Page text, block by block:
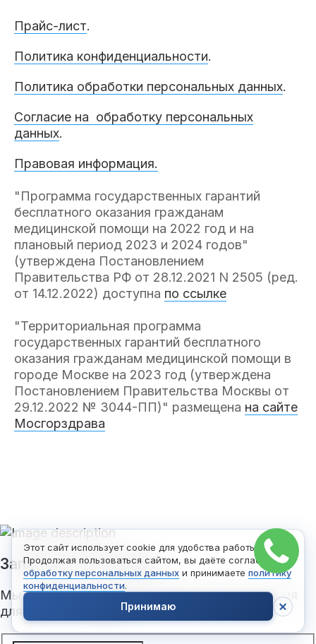
Прайс-лист.
Политика конфиденциальности.
Политика обработки персональных данных.
Согласие на обработку персональных
данных.
Правовая информация.
"Программа государственных гарантий
бесплатного оказания гражданам
медицинской помощи на 2022 год и на
плановый период 2023 и 2024 годов"
(утверждена Постановлением
Правительства РФ от 28.12.2021 N 2505 (ред.
от 14.12.2022) доступна по ссылке
"Территориальная программа
государственных гарантий бесплатного
оказания гражданам медицинской помощи в
городе Москве на 2023 год (утверждена
Постановлением Правительства Москвы от
29.12.2022 № 3044-ПП)" размещена на сайте
Мосгорздрава
Этот сайт использует cookie для удобства работы.
Продолжая пользоваться сайтом, вы даёте согласие на
обработку персональных данных и принимаете политику
конфиденциальности.
Принимаю
Записаться на приём!
Мы свяжемся с вами, подберем удобное время
для визита в клинику: